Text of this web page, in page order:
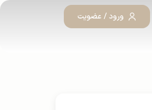
ورود / عضویت